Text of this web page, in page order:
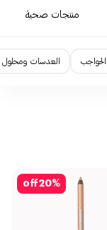
منتجات صحية
الحواجب العدسات
20%
off